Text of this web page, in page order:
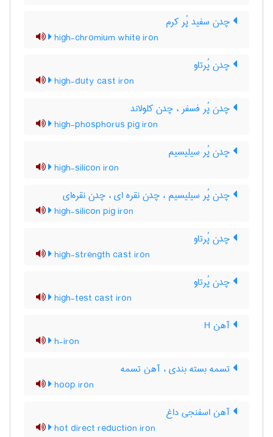
چدن سفید پُر کرم
high-chromium white iron
چدن پُرتاو
high-duty cast iron
چدن پُر فسفر ، چدن کلولاند
high-phosphorus pig iron
چدن پُر سیلیسیم
high-silicon iron
چدن پُر سیلیسیم ، چدن نقره ای ، چدن نقره‌ای
high-silicon pig iron
چدن پُرتاو
high-strength cast iron
چدن پُرتاو
high-test cast iron
آهن H
h-iron
تسمه بسته بندی ، آهن تسمه
hoop iron
آهن اسفنجی داغ
hot direct reduction iron